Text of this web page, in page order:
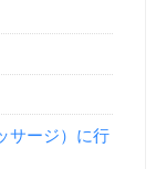
サージ）に行